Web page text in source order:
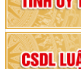
Đại
Đại